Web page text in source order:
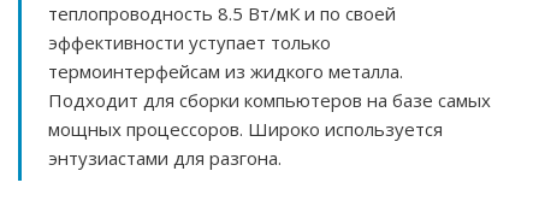
теплопроводность 8.5 Вт/мК и по своей
эффективности уступает только
термоинтерфейсам из жидкого металла.
Подходит для сборки компьютеров на базе самых
мощных процессоров. Широко используется
энтузиастами для разгона.